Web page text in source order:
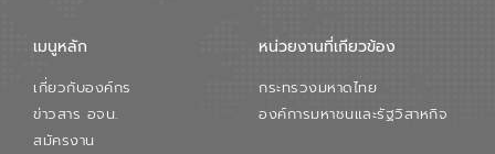
เมนูหลัก
เกี่ยวกับองค์กร
ข่าวสาร อจน.
สมัครงาน
หน่วยงานที่เกียวข้อง
กระทรวงมหาดไทย
องค์การมหาชนและรัฐวิสาหกิจ